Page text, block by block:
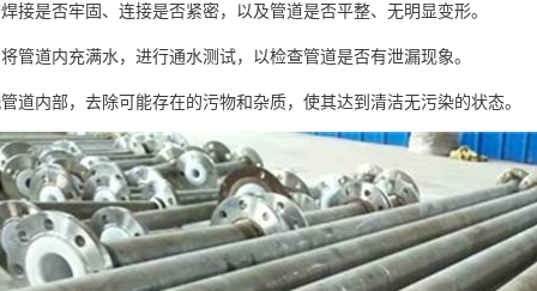
接是否牢固、连接是否紧密，以及管道是否平整、无明显变形。
管道内充满水，进行通水测试，以检查管道是否有泄漏现象。
道内部，去除可能存在的污物和杂质，使其达到清洁无污染的状态。